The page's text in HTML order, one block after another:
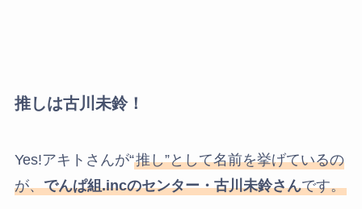
推しは古川未鈴！
Yes!アキトさんが“推し”として名前を挙げているの
が、でんぱ組.incのセンター・古川未鈴さんです。